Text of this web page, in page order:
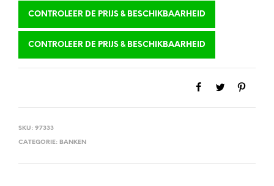
CONTROLEER DE PRIJS & BESCHIKBAARHEID
CONTROLEER DE PRIJS & BESCHIKBAARHEID
SKU: 97333
CATEGORIE: BANKEN